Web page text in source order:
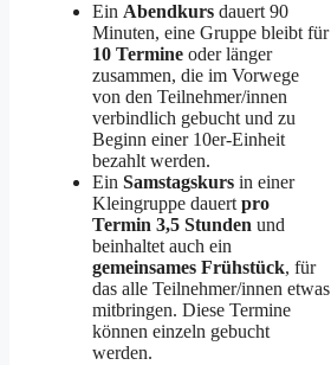
Ein Abendkurs dauert 90
Minuten, eine Gruppe bleibt für
10 Termine oder länger
zusammen, die im Vorwege
von den Teilnehmer/innen
verbindlich gebucht und zu
Beginn einer 10er-Einheit
bezahlt werden.
Ein Samstagskurs in einer
Kleingruppe dauert pro
Termin 3,5 Stunden und
beinhaltet auch ein
gemeinsames Frühstück, für
das alle Teilnehmer/innen etwas
mitbringen. Diese Termine
können einzeln gebucht
werden.